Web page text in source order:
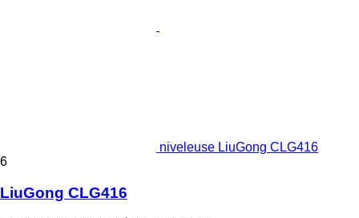
niveleuse LiuGong CLG416
6
LiuGong CLG416